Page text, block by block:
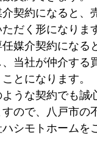
契約になると、
だく形になりま
媒介契約になる
当社が仲介する
とになります。
うな契約でも誠
ので、八戸市の
シモトホームを